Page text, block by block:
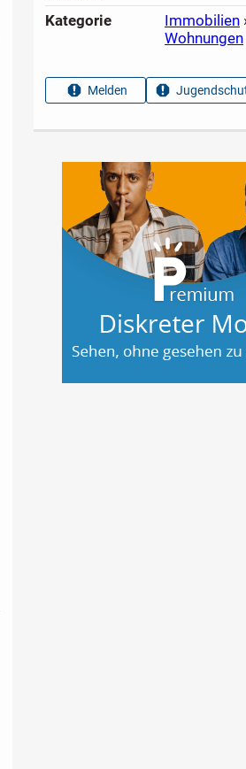
Kategorie Immobilien
Wohnungen
Melden